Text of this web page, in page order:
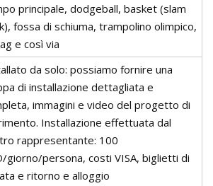
principale, dodgeball, basket (slam
fossa di schiuma, trampolino olimpico,
e così via
da solo: possiamo fornire una
di installazione dettagliata e
immagini e video del progetto di
Installazione effettuata dal
rappresentante: 100
giorno/persona, costi VISA, biglietti di
e ritorno e alloggio